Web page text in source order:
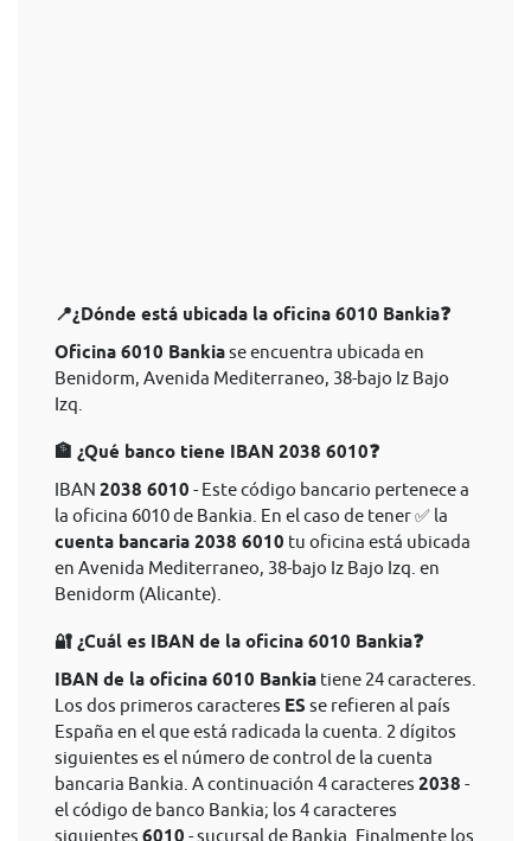
📍¿Dónde está ubicada la oficina 6010 Bankia❓
Oficina 6010 Bankiase encuentra ubicada en
Benidorm, Avenida Mediterraneo, 38-bajo Iz Bajo
Izq.
🏦 ¿Qué banco tiene IBAN 2038 6010❓
IBAN 2038 6010 - Este código bancario pertenece a
la oficina 6010 de Bankia. En el caso de tener ✅ la
cuenta bancaria 2038 6010 tu oficina está ubicada
en Avenida Mediterraneo, 38-bajo Iz Bajo Izq. en
Benidorm (Alicante).
🔐 ¿Cuál es IBAN de la oficina 6010 Bankia❓
IBAN de la oficina 6010 Bankia tiene 24 caracteres.
Los dos primeros caracteres ES se refieren al país
España en el que está radicada la cuenta. 2 dígitos
siguientes es el número de control de la cuenta
bancaria Bankia. A continuación 4 caracteres 2038 -
el código de banco Bankia; los 4 caracteres
siguientes 6010 - sucursal de Bankia. Finalmente los